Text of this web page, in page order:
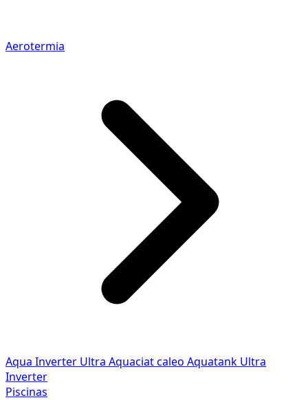
Aerotermia
Aqua Inverter Ultra Aquaciat caleo Aquatank Ultra
Inverter
Piscinas